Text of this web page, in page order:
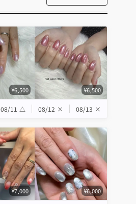
¥6,500 ¥6,500
08/11 △ 08/12 × 08/13 ×
¥7,000 ¥6,000